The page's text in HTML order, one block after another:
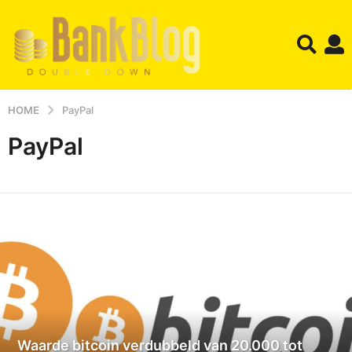
HOME PayPal
PayPal
Waarde bitcoin verdubbeld van 20.000 tot